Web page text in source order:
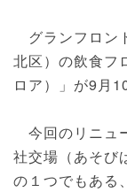
グランフロン
北区）の飲食フ
ロア）」が9月
今回のリニュ
社交場（あそび
の１つでもある